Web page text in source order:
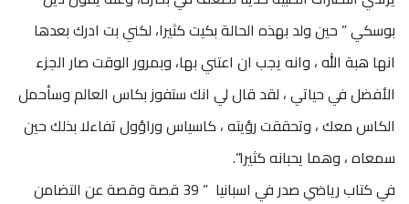
بوسكي ” حين ولد بهذه الحالة بكيت كثيرا، لكني بت ادرك بعدها
انها هبة الله ، وانه يجب ان اعتني بها، وبمرور الوقت صار الجزء
الأفضل في حياتي ، لقد قال لي انك ستفوز بكاس العالم وسأحمل
الكاس معك ، وتحققت رؤيته ، كاسياس وراؤول تفاءلا بذلك حين
سمعاه ، وهما يحبانه كثيرا”.
في كتاب رياضي صدر في اسبانيا ” 39 قصة وقصة عن التضامن